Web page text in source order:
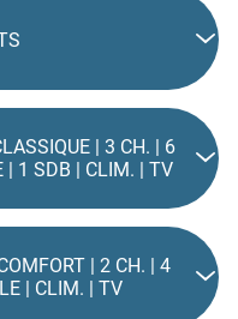
| 3 CH. | 6
| 1 SDB | CLIM. | TV
| 2 CH. | 4
| CLIM. | TV